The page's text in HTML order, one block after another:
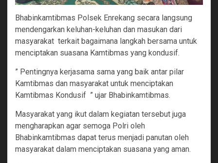
Bhabinkamtibmas Polsek Enrekang secara langsung
mendengarkan keluhan-keluhan dan masukan dari
masyarakat terkait bagaimana langkah bersama untuk
menciptakan suasana Kamtibmas yang kondusif.
” Pentingnya kerjasama sama yang baik antar pilar
Kamtibmas dan masyarakat untuk menciptakan
Kamtibmas Kondusif ” ujar Bhabinkamtibmas.
Masyarakat yang ikut dalam kegiatan tersebut juga
mengharapkan agar semoga Polri oleh
Bhabinkamtibmas dapat terus menjadi panutan oleh
masyarakat dalam menciptakan suasana yang aman.